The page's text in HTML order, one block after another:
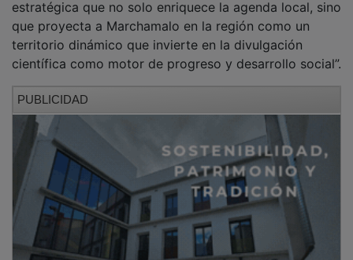
esta Feria de la Ciencia, esto es “una apuesta
estratégica que no solo enriquece la agenda local, sino
que proyecta a Marchamalo en la región como un
territorio dinámico que invierte en la divulgación
PUBLICIDAD